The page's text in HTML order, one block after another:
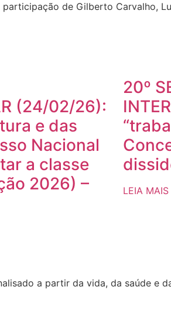
de Gilberto Carvalho,
(24/02/26):
e das
Nacional
a classe
2026) –
20º
LEIA MAIS
a partir da vida, da saúde e